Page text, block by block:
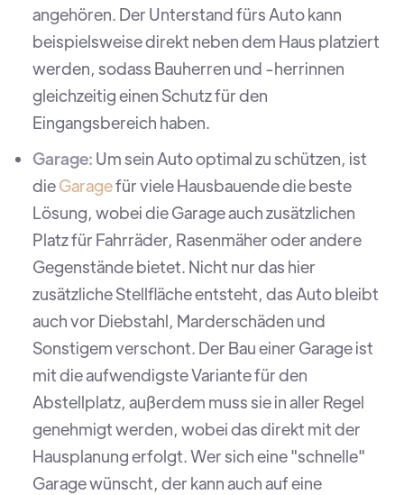
angehören. Der Unterstand fürs Auto kann
beispielsweise direkt neben dem Haus platziert
werden, sodass Bauherren und -herrinnen
gleichzeitig einen Schutz für den
Eingangsbereich haben.
Garage: Um sein Auto optimal zu schützen, ist
dieGaragefür viele Hausbauende die beste
Lösung, wobei die Garage auch zusätzlichen
Platz für Fahrräder, Rasenmäher oder andere
Gegenstände bietet. Nicht nur das hier
zusätzliche Stellfläche entsteht, das Auto bleibt
auch vor Diebstahl, Marderschäden und
Sonstigem verschont. Der Bau einer Garage ist
mit die aufwendigste Variante für den
Abstellplatz, außerdem muss sie in aller Regel
genehmigt werden, wobei das direkt mit der
Hausplanung erfolgt. Wer sich eine "schnelle"
Garage wünscht, der kann auch auf eine